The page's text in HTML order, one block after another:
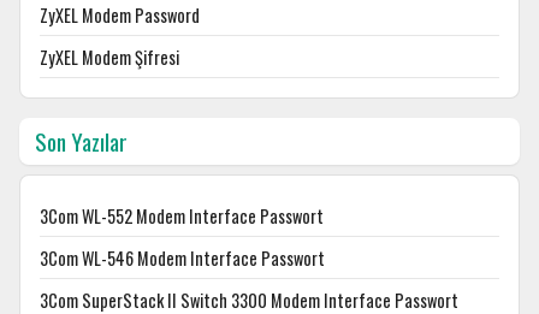
ZyXEL Modem Password
ZyXEL Modem Şifresi
Son Yazılar
3Com WL-552 Modem Interface Passwort
3Com WL-546 Modem Interface Passwort
3Com SuperStack II Switch 3300 Modem Interface Passwort